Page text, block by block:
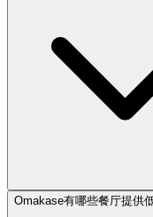
Omakase有哪些餐厅提供